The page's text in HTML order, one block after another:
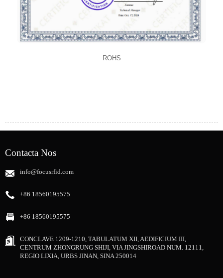
ROHS
Contacta Nos
info@focusrfid.com
+86 18560195575
+86 18560195575
CONCLAVE 1209-1210, TABULATUM XII, AEDIFICIUM III,
CENTRUM ZHONGRUNG SHIJI, VIA JINGSHIROAD NUM. 12111,
REGIO LIXIA, URBS JINAN, SINA 250014